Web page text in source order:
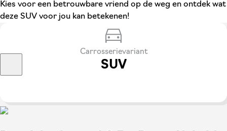
Kies voor een betrouwbare vriend op de weg en ontdek wat
deze SUV voor jou kan betekenen!
Carrosserievariant
SUV